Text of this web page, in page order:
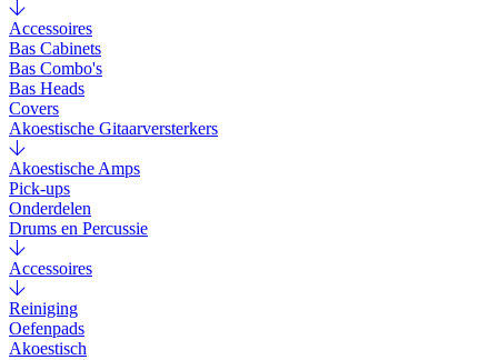
Accessoires
Bas Cabinets
Bas Combo's
Bas Heads
Covers
Akoestische Gitaarversterkers
Akoestische Amps
Pick-ups
Onderdelen
Drums en Percussie
Accessoires
Reiniging
Oefenpads
Akoestisch